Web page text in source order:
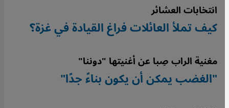
انتخابات العشائر
كيف تملأ العائلات فراغ القيادة في غزة؟
مغنية الراب صِبا عن أغنيتها "دوننا"
"الغضب يمكن أن يكون بناءً جدًا"